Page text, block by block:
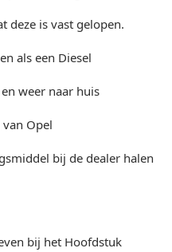
deze is vast gelopen.
als een Diesel
weer naar huis
Opel
bij de dealer halen
bij het Hoofdstuk